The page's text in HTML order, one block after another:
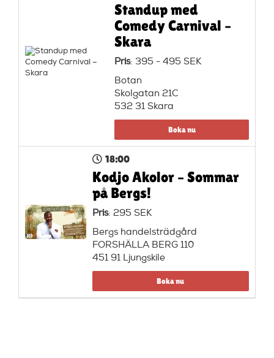
Standup med
Comedy Carnival –
Skara
Pris: 395 - 495 SEK
Botan
Skolgatan 21C
532 31 Skara
Boka nu
18:00
Kodjo Akolor – Sommar
på Bergs!
Pris: 295 SEK
Bergs handelsträdgård
FORSHÄLLA BERG 110
451 91 Ljungskile
Boka nu